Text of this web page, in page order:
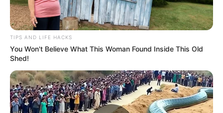
TIPS AND LIFE HACKS
You Won't Believe What This Woman Found Inside This Old
Shed!